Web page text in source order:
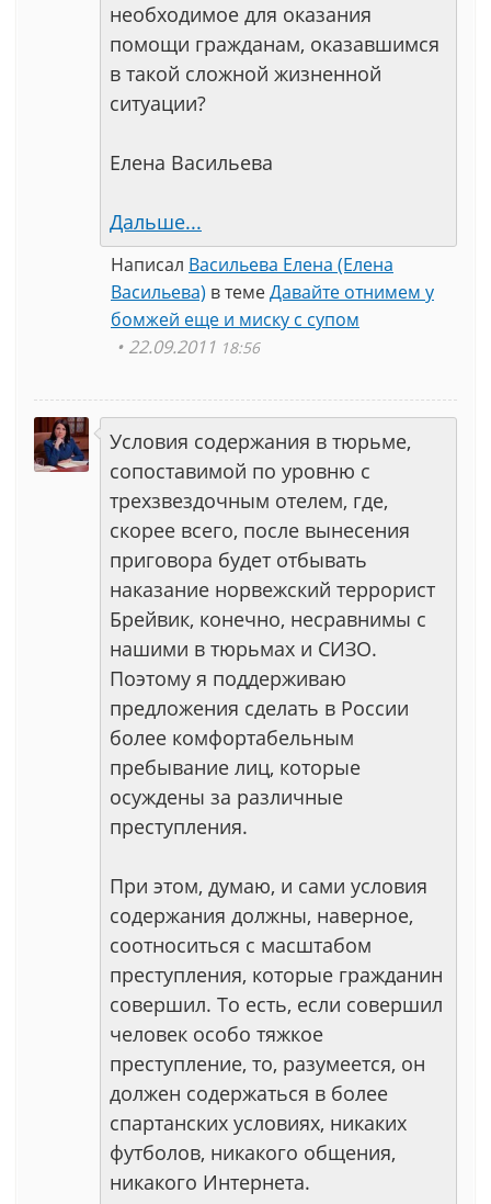
необходимое для оказания
помощи гражданам, оказавшимся
в такой сложной жизненной
ситуации?
Елена Васильева
Дальше...
Написал Васильева Елена (Елена
Васильева) в темеДавайте отнимем у
бомжей еще и миску с супом
22.09.2011 18:56
Условия содержания в тюрьме,
сопоставимой по уровню с
трехзвездочным отелем, где,
скорее всего, после вынесения
приговора будет отбывать
наказание норвежский террорист
Брейвик, конечно, несравнимы с
нашими в тюрьмах и СИЗО.
Поэтому я поддерживаю
предложения сделать в России
более комфортабельным
пребывание лиц, которые
осуждены за различные
преступления.
При этом, думаю, и сами условия
содержания должны, наверное,
соотноситься с масштабом
преступления, которые гражданин
совершил. То есть, если совершил
человек особо тяжкое
преступление, то, разумеется, он
должен содержаться в более
спартанских условиях, никаких
футболов, никакого общения,
никакого Интернета.